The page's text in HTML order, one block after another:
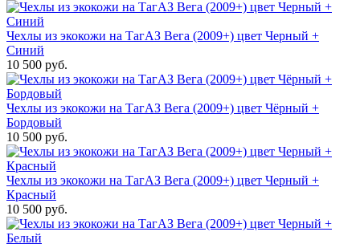
Чехлы из экокожи на ТагАЗ Вега (2009+) цвет Черный +
Синий
10 500 руб.
Чехлы из экокожи на ТагАЗ Вега (2009+) цвет Чёрный +
Бордовый
10 500 руб.
Чехлы из экокожи на ТагАЗ Вега (2009+) цвет Черный +
Красный
10 500 руб.